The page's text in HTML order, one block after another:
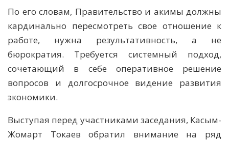
По его словам, Правительство и акимы должны
кардинально пересмотреть свое отношение к
работе, нужна результативность, а не
бюрократия. Требуется системный подход,
сочетающий в себе оперативное решение
вопросов и долгосрочное видение развития
экономики.
Выступая перед участниками заседания, Касым-
Жомарт Токаев обратил внимание на ряд